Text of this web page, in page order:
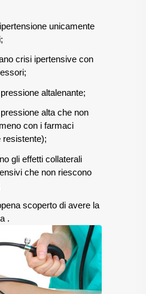
unicamente
crisi ipertensive con
altalenante;
alta che non
con i farmaci
resistente);
gli effetti collaterali
che non riescono
scoperto di avere la
.